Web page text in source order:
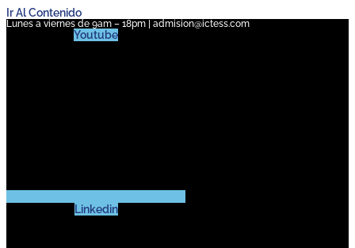
Ir Al Contenido
Lunes a viernes de 9am – 18pm | admision@ictess.com
Youtube
Linkedin